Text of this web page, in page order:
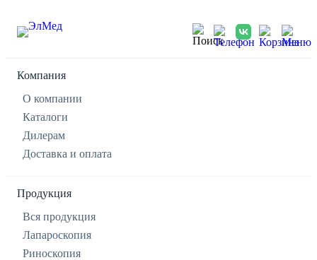
Компания
О компании
Каталоги
Дилерам
Доставка и оплата
Продукция
Вся продукция
Лапароскопия
Риноскопия